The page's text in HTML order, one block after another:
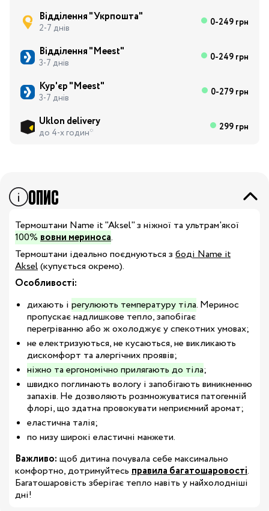
Відділення "Укрпошта"
2-7 днів 0-249 грн
Відділення "Meest"
3-7 днів 0-249 грн
Кур'єр "Meest"
3-7 днів 0-279 грн
Uklon delivery
до 4-х годин* 299 грн
ОПИС
Термоштани Name it "Aksel" з ніжної та ультрам'якої
100% вовни мериноса.
Термоштани ідеально поєднуються з боді Name it
Aksel(купується окремо).
Особливості:
дихають і регулюють температуру тіла. Меринос
пропускає надлишкове тепло, запобігає
перегріванню або ж охолоджує у спекотних умовах;
не електризуються, не кусаються, не викликають
дискомфорт та алергічних проявів;
ніжно та ергономічно прилягають до тіла;
швидко поглинають вологу і запобігають виникненню
запахів. Не дозволяють розмножуватися патогенній
флорі, що здатна провокувати неприємний аромат;
еластична талія;
по низу широкі еластичні манжети.
Важливо: щоб дитина почувала себе максимально
комфортно, дотримуйтесь правила багатошаровості.
Багатошаровість зберігає тепло навіть у найхолодніші
дні!